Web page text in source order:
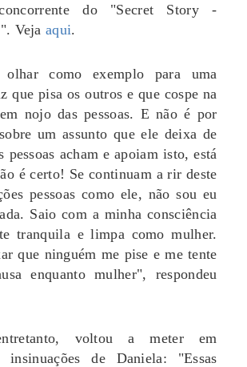
do "Secret Story -
Vejaaqui.
como exemplo para uma
que pisa os outros e que cospe na
nojo das pessoas. E não é por
um assunto que ele deixa de
pessoas acham e apoiam isto, está
é certo! Se continuam a rir deste
pessoas como ele, não sou eu
Saio com a minha consciência
tranquila e limpa como mulher.
que ninguém me pise e me tente
enquanto mulher", respondeu
voltou a meter em
insinuações de Daniela: "Essas